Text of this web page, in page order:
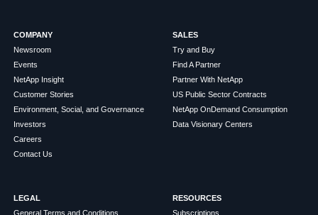
COMPANY
Newsroom
Events
NetApp Insight
Customer Stories
Environment, Social, and Governance
Investors
Careers
Contact Us
SALES
Try and Buy
Find A Partner
Partner With NetApp
US Public Sector Contracts
NetApp OnDemand Consumption
Data Visionary Centers
LEGAL
General Terms and Conditions
RESOURCES
Subscriptions